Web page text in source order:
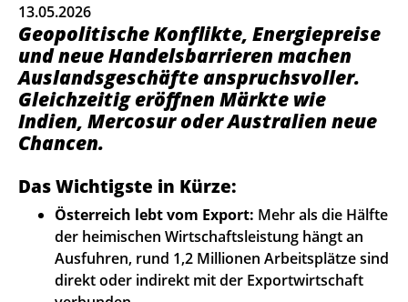
13.05.2026
Geopolitische Konflikte, Energiepreise
und neue Handelsbarrieren machen
Auslandsgeschäfte anspruchsvoller.
Gleichzeitig eröffnen Märkte wie
Indien, Mercosur oder Australien neue
Chancen.
Das Wichtigste in Kürze:
Österreich lebt vom Export: Mehr als die Hälfte
der heimischen Wirtschaftsleistung hängt an
Ausfuhren, rund 1,2 Millionen Arbeitsplätze sind
direkt oder indirekt mit der Exportwirtschaft